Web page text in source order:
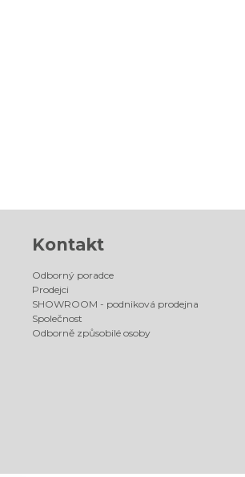
Kontakt
Odborný poradce
Prodejci
SHOWROOM - podniková prodejna
Společnost
Odborně způsobilé osoby